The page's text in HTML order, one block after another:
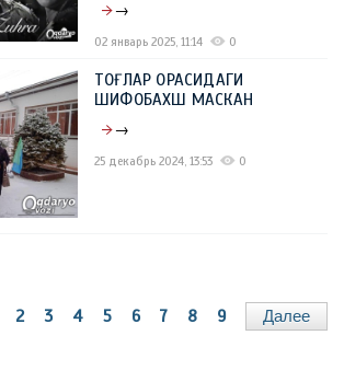
→
02 январь 2025, 11:14 0
ТОҒЛАР ОРАСИДАГИ
ШИФОБАХШ МАСКАН
→
25 декабрь 2024, 13:53 0
2 3 4 5 6 7 8 9 Далее